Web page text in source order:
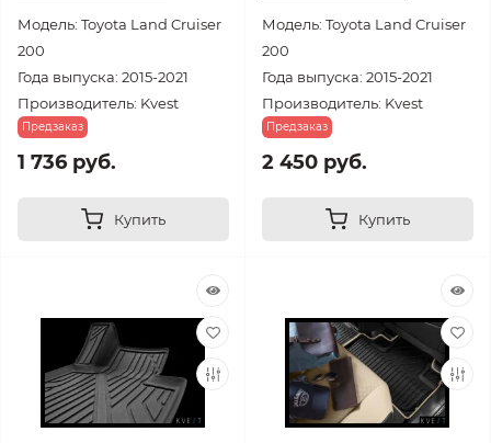
Модель: Toyota Land Cruiser
200
Года выпуска: 2015-2021
Производитель: Kvest
Предзаказ
1 736 руб.
Купить
Модель: Toyota Land Cruiser
200
Года выпуска: 2015-2021
Производитель: Kvest
Предзаказ
2 450 руб.
Купить